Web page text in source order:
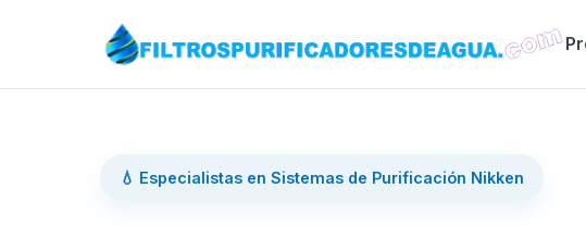
💧 Especialistas en Sistemas de Purificación Nikken